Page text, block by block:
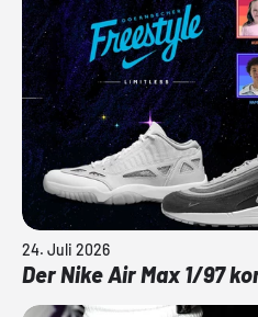
24. Juli 2026
Der Nike Air Max 1/97